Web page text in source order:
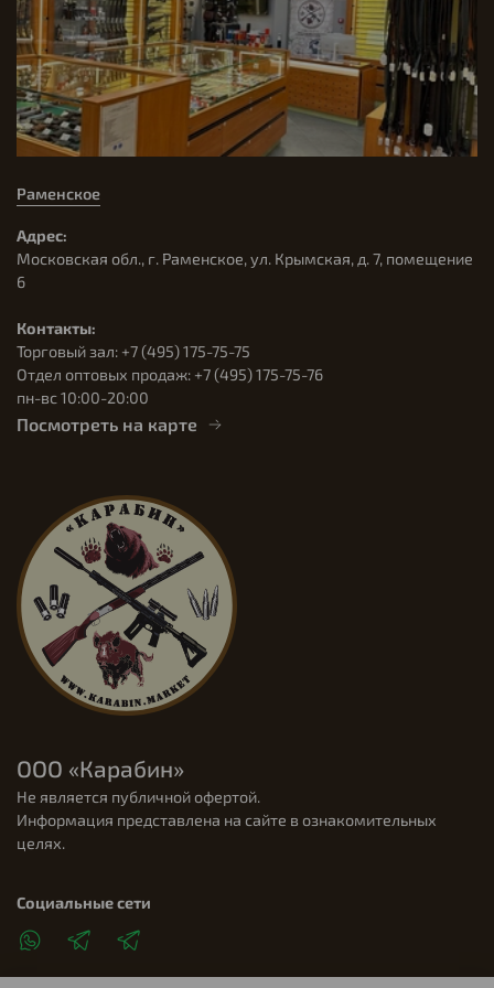
- Снабженные молнией нагрудные и боковые
карманы, а также карман для манка надежно
сохраняют принадлежности, обеспечивая к ним
легкий доступ во время пребывания на дереве
- Мембрана GORE-TEX®
- Утеплитель PrimaLoft® Gold с технологией Cross
Core™ (133 г)
Раменское
Адрес:
Московская обл., г. Раменское, ул. Крымская, д. 7, помещение
6
Контакты:
Торговый зал: +7 (495) 175-75-75
Отдел оптовых продаж: +7 (495) 175-75-76
пн-вс 10:00-20:00
Посмотреть на карте
ООО «Карабин»
Не является публичной офертой.
Информация представлена на сайте в ознакомительных
целях.
Социальные сети